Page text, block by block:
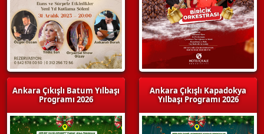
Ankara Çıkışlı Batum Yılbaşı
Programı 2026
Ankara Çıkışlı Kapadokya
Yılbaşı Programı 2026